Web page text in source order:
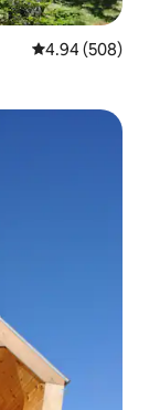
Calificación
4.94 (508)